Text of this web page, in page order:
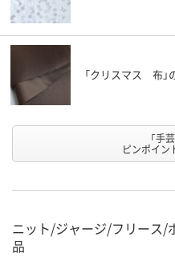
「クリスマス 布」
「手
ピンポイン
ニット/ジャージ/フリース/
品